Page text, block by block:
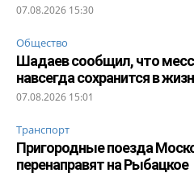
07.08.2026 15:30
Общество
Шадаев сообщил, что
навсегда сохранится в
07.08.2026 15:01
Транспорт
Пригородные поезда
перенаправят на Рыбацкое